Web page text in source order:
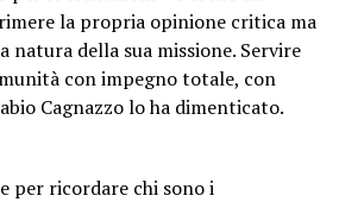
la propria opinione critica ma
natura della sua missione. Servire
con impegno totale, con
Cagnazzo lo ha dimenticato.
per ricordare chi sono i